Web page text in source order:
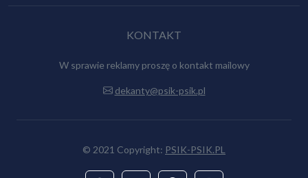
KONTAKT
W sprawie reklamy proszę o kontakt mailowy
dekanty@psik-psik.pl
© 2021 Copyright: PSIK-PSIK.PL